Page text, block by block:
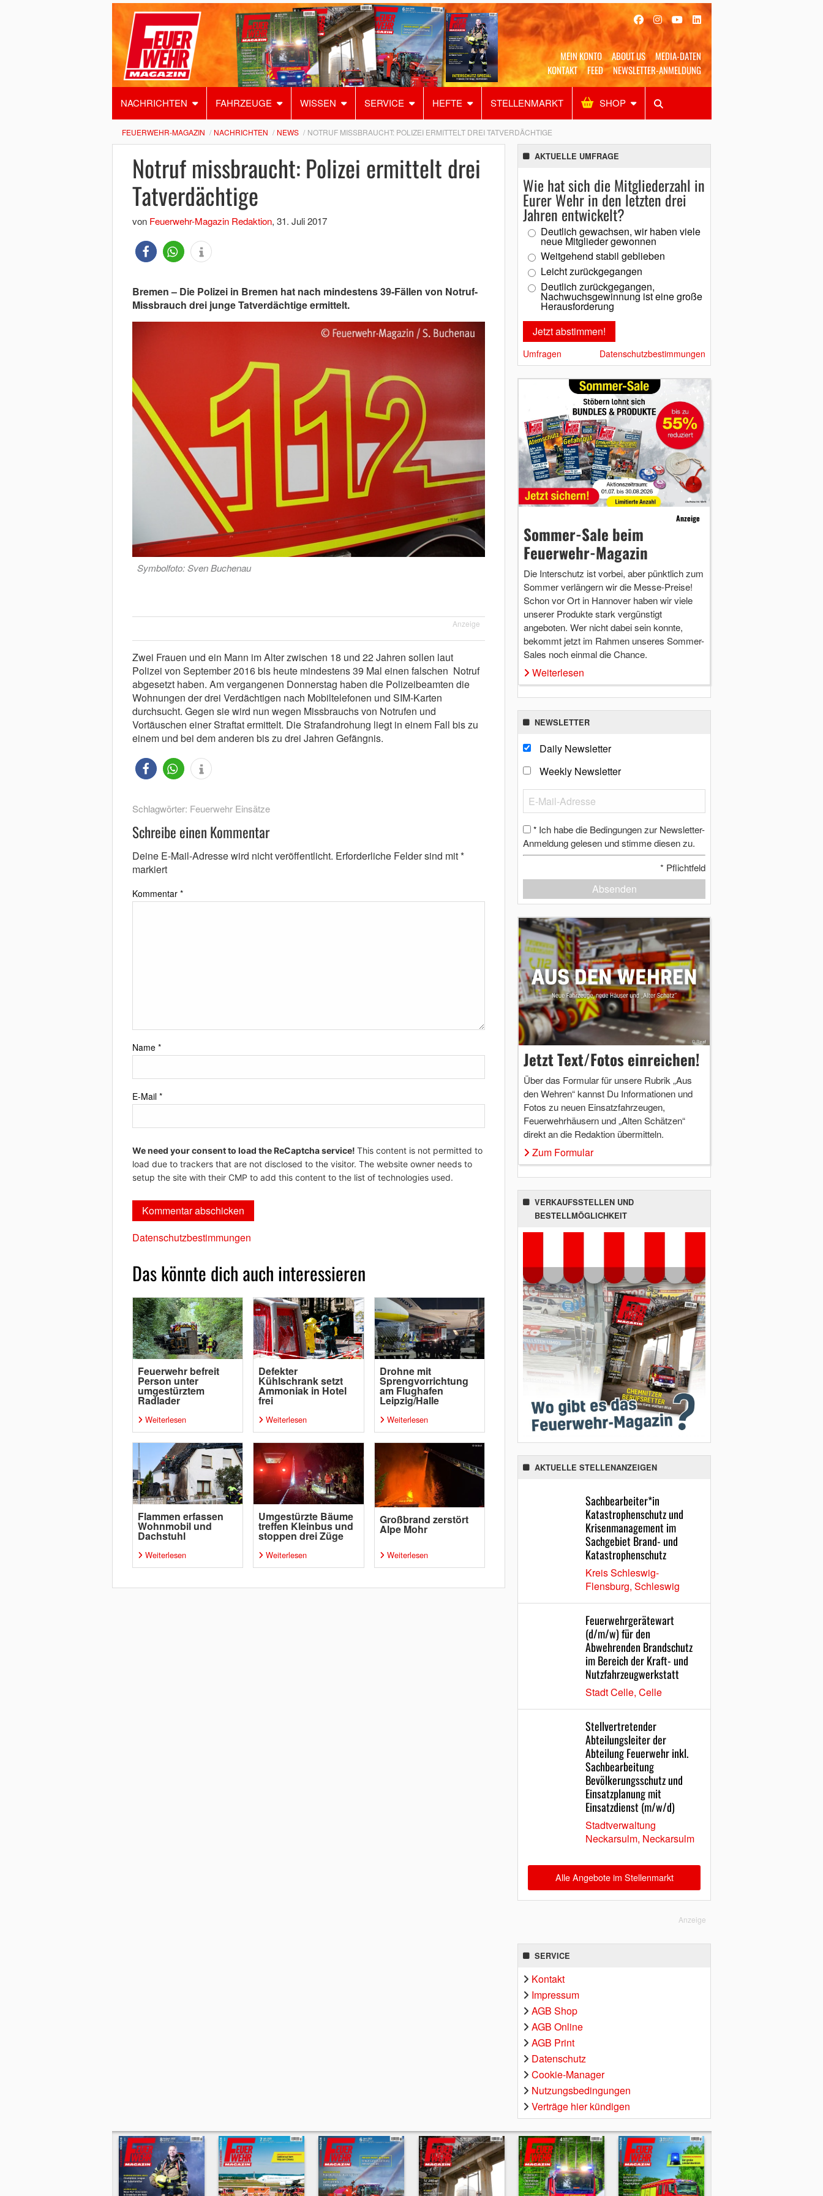
MEIN KONTO ABOUT US
MEDIA-DATEN
KONTAKT
FEED NEWSLETTER-ANMELDUNG
NACHRICHTEN FAHRZEUGE WISSEN SERVICE HEFTE STELLENMARKT SHOP
Alles Shop SUCHEN
FEUERWEHR-MAGAZIN NACHRICHTEN NEWS NOTRUF MISSBRAUCHT: POLIZEI ERMITTELT DREI TATVERDÄCHTIGE
Notruf missbraucht: Polizei ermittelt drei
Tatverdächtige
von Feuerwehr-Magazin Redaktion, 31. Juli 2017
Bremen – Die Polizei in Bremen hat nach mindestens 39-Fällen von Notruf-
Missbrauch drei junge Tatverdächtige ermittelt.
Symbolfoto: Sven Buchenau
Anzeige
Zwei Frauen und ein Mann im Alter zwischen 18 und 22 Jahren sollen laut
Polizei von September 2016 bis heute mindestens 39 Mal einen falschen Notruf
abgesetzt haben. Am vergangenen Donnerstag haben die Polizeibeamten die
Wohnungen der drei Verdächtigen nach Mobiltelefonen und SIM-Karten
durchsucht. Gegen sie wird nun wegen Missbrauchs von Notrufen und
Vortäuschen einer Straftat ermittelt. Die Strafandrohung liegt in einem Fall bis zu
einem und bei dem anderen bis zu drei Jahren Gefängnis.
Schlagwörter: Feuerwehr Einsätze
Schreibe einen Kommentar
Deine E-Mail-Adresse wird nicht veröffentlicht. Erforderliche Felder sind mit*
markiert
Kommentar *
Name *
E-Mail *
We need your consent to load the ReCaptcha service! This content is not permitted to
load due to trackers that are not disclosed to the visitor. The website owner needs to
setup the site with their CMP to add this content to the list of technologies used.
Datenschutzbestimmungen
Das könnte dich auch interessieren
Feuerwehr befreit
Person unter
umgestürztem
Radlader
Weiterlesen
Defekter
Kühlschrank setzt
Ammoniak in Hotel
frei
Weiterlesen
Drohne mit
Sprengvorrichtung
am Flughafen
Leipzig/Halle
Weiterlesen
Flammen erfassen
Wohnmobil und
Dachstuhl
Weiterlesen
Umgestürzte Bäume
treffen Kleinbus und
stoppen drei Züge
Weiterlesen
Großbrand zerstört
Alpe Mohr
Weiterlesen
AKTUELLE UMFRAGE
Wie hat sich die Mitgliederzahl in
Eurer Wehr in den letzten drei
Jahren entwickelt?
Deutlich gewachsen, wir haben viele
neue Mitglieder gewonnen
Weitgehend stabil geblieben
Leicht zurückgegangen
Deutlich zurückgegangen,
Nachwuchsgewinnung ist eine große
Herausforderung
Umfragen Datenschutzbestimmungen
Anzeige
Sommer-Sale beim
Feuerwehr-Magazin
Die Interschutz ist vorbei, aber pünktlich zum
Sommer verlängern wir die Messe-Preise!
Schon vor Ort in Hannover haben wir viele
unserer Produkte stark vergünstigt
angeboten. Wer nicht dabei sein konnte,
bekommt jetzt im Rahmen unseres Sommer-
Sales noch einmal die Chance.
Weiterlesen
NEWSLETTER
Daily Newsletter
Weekly Newsletter
* Ich habe die Bedingungen zur Newsletter-
Anmeldung gelesen und stimme diesen zu.
* Pflichtfeld
Absenden
Jetzt Text/Fotos einreichen!
Über das Formular für unsere Rubrik „Aus
den Wehren“ kannst Du Informationen und
Fotos zu neuen Einsatzfahrzeugen,
Feuerwehrhäusern und „Alten Schätzen“
direkt an die Redaktion übermitteln.
Zum Formular
VERKAUFSSTELLEN UND
BESTELLMÖGLICHKEIT
AKTUELLE STELLENANZEIGEN
Sachbearbeiter*in
Katastrophenschutz und
Krisenmanagement im
Sachgebiet Brand- und
Katastrophenschutz
Kreis Schleswig-
Flensburg, Schleswig
Feuerwehrgerätewart
(d/m/w) für den
Abwehrenden Brandschutz
im Bereich der Kraft- und
Nutzfahrzeugwerkstatt
Stadt Celle, Celle
Stellvertretender
Abteilungsleiter der
Abteilung Feuerwehr inkl.
Sachbearbeitung
Bevölkerungsschutz und
Einsatzplanung mit
Einsatzdienst (m/w/d)
Stadtverwaltung
Neckarsulm, Neckarsulm
Alle Angebote im Stellenmarkt
Anzeige
SERVICE
Kontakt
Impressum
AGB Shop
AGB Online
AGB Print
Datenschutz
Cookie-Manager
Nutzungsbedingungen
Verträge hier kündigen